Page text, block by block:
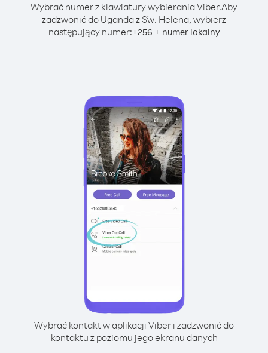
Wybrać numer z klawiatury wybierania Viber.Aby
zadzwonić do Uganda z Św. Helena, wybierz
następujący numer:+256 + numer lokalny
Wybrać kontakt w aplikacji Viber i zadzwonić do
kontaktu z poziomu jego ekranu danych